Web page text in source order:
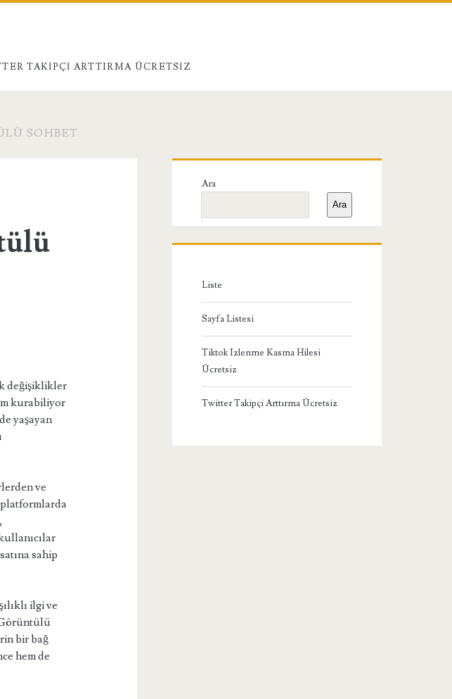
TAKIPÇI ARTTIRMA ÜCRETSIZ
SOHBET
değişiklikler
kurabiliyor
yaşayan
ve
sahip
ilgi ve
bir bağ
hem de
Birincil
Yan
Menü
Ara
Ara
Liste
Sayfa Listesi
Tiktok Izlenme Kasma Hilesi
Ücretsiz
Twitter Takipçi Arttırma Ücretsiz